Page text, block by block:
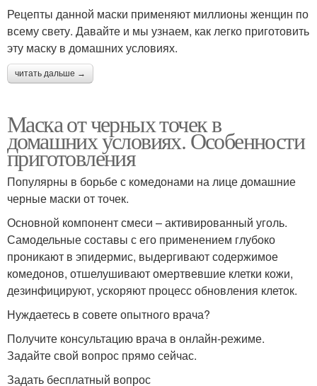
Рецепты данной маски применяют миллионы женщин по
всему свету. Давайте и мы узнаем, как легко приготовить
эту маску в домашних условиях.
читать дальше →
Маска от черных точек в
домашних условиях. Особенности
приготовления
Популярны в борьбе с комедонами на лице домашние
черные маски от точек.
Основной компонент смеси – активированный уголь.
Самодельные составы с его применением глубоко
проникают в эпидермис, выдергивают содержимое
комедонов, отшелушивают омертвевшие клетки кожи,
дезинфицируют, ускоряют процесс обновления клеток.
Нуждаетесь в совете опытного врача?
Получите консультацию врача в онлайн-режиме.
Задайте свой вопрос прямо сейчас.
Задать бесплатный вопрос